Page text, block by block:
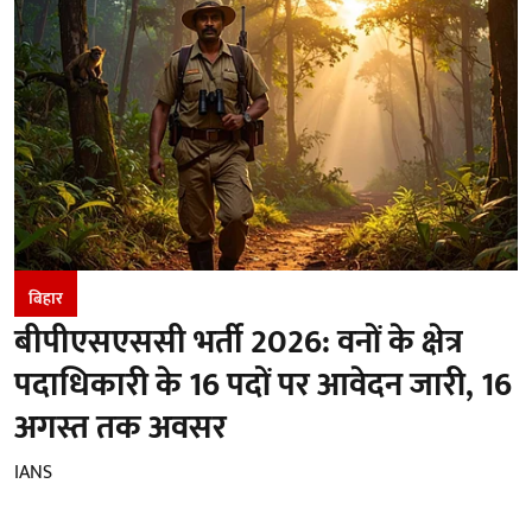
बिहार
बीपीएसएससी भर्ती 2026: वनों के क्षेत्र
पदाधिकारी के 16 पदों पर आवेदन जारी, 16
अगस्त तक अवसर
IANS